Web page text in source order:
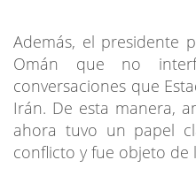
Además, el presidente
Omán que no
conversaciones que
Irán. De esta manera,
ahora tuvo un papel
conflicto y fue objeto de